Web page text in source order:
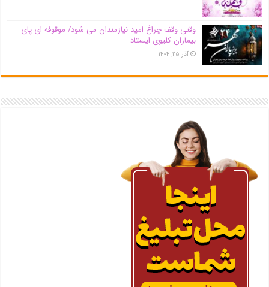
وقتی وقف چراغ امید نیازمندان می شود/ موقوفه ای پای
بیماران کلیوی ایستاد
آذر ۲۵, ۱۴۰۴